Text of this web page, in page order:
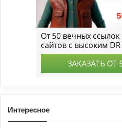
Интересное